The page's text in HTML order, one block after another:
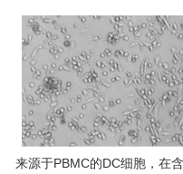
来源于PBMC的DC细胞，在